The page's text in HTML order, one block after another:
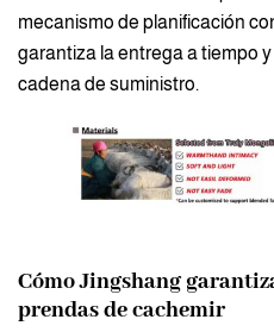
mecanismo de planificación
garantiza la entrega a tiempo
cadena de suministro.
Cómo Jingshang
prendas de cachemir